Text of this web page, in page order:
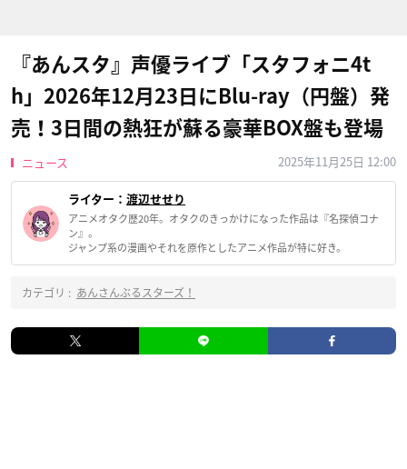
『あんスタ』声優ライブ「スタフォニ4t
h」2026年12月23日にBlu-ray（円盤）発
売！3日間の熱狂が蘇る豪華BOX盤も登場
ニュース 2025年11月25日 12:00
ライター： 渡辺せせり
アニメオタク歴20年。オタクのきっかけになった作品は『名探偵コナ
ン』。
ジャンプ系の漫画やそれを原作としたアニメ作品が特に好き。
カテゴリ : あんさんぶるスターズ！